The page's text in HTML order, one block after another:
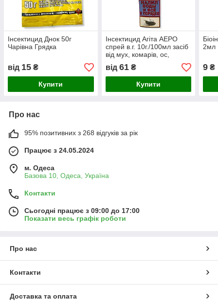
Інсектицид Днок 50г
Чарівна Грядка
від 15 ₴
Купити
Інсектицид Агіта АЕРО
спрей в.г. 10г./100мл засіб
від мух, комарів, ос,
клопов, тарганів, кліщів,
блох та мурах
від 61₴
Купити
2мл
9 ₴
Про нас
95% позитивних з 268 відгуків за рік
Працює з 24.05.2024
м. Одеса
Базова 10, Одеса, Україна
Контакти
Сьогодні працює з 09:00 до 17:00
Показати весь графік роботи
Про нас
Контакти
Доставка та оплата